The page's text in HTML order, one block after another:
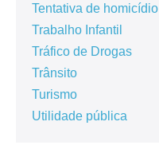
Tentativa de homicídio
Trabalho Infantil
Tráfico de Drogas
Trânsito
Turismo
Utilidade pública